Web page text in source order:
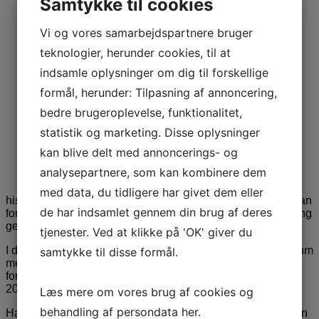
Hvordan bliver en dramatisk
historie fra besættelsestiden til en medrivende bog? Hvordan
formidler man en 99-årigs minder, så de også rammer en ung
generation?
I dette foredrag tager forfatter Anders Hauch Fenger publikum
med bag kulisserne på arbejdet med den dramatiske
fortælling, ”Den Sidste Sabotør”, der udkom i november
2024.
Han fortæller om, hvordan han fik kontakt til Ejler Borch, den
Samtykke til cookies
Vi og vores samarbejdspartnere bruger
teknologier, herunder cookies, til at
indsamle oplysninger om dig til forskellige
formål, herunder: Tilpasning af annoncering,
bedre brugeroplevelse, funktionalitet,
statistik og marketing. Disse oplysninger
kan blive delt med annoncerings- og
analysepartnere, som kan kombinere dem
med data, du tidligere har givet dem eller
de har indsamlet gennem din brug af deres
tjenester. Ved at klikke på 'OK' giver du
samtykke til disse formål.
Læs mere om vores brug af cookies og
behandling af persondata her.